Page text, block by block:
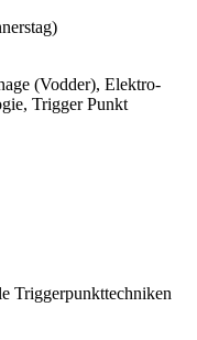
(Vodder), Elektro-
Trigger Punkt
Triggerpunkttechniken